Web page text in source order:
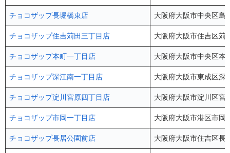
チョコザップ長堀橋東店 大阪府大阪市中央区
チョコザップ住吉苅田三丁目店 大阪府大阪市住吉区
チョコザップ本町一丁目店 大阪府大阪市中央区
チョコザップ深江南一丁目店 大阪府大阪市東成区
チョコザップ淀川宮原四丁目店 大阪府大阪市淀川区
チョコザップ市岡一丁目店 大阪府大阪市港区市
チョコザップ長居公園前店 大阪府大阪市住吉区